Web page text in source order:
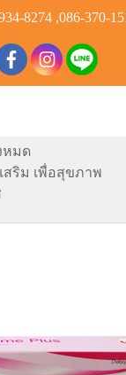
8274 ,086-370-
หมด
ริม เพื่อสุขภาพ